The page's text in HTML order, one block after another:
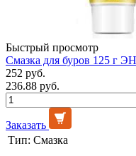
Быстрый просмотр
Смазка для буров 125 г
252 руб.
236.88 руб.
Заказать
Тип: Смазка